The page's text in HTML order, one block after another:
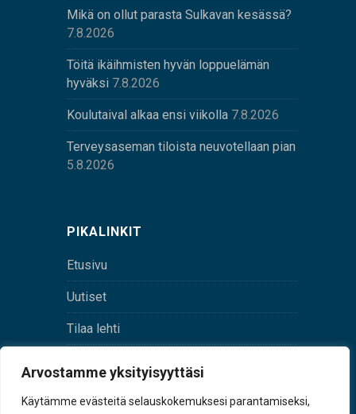
Arvostamme yksityisyyttäsi
Käytämme evästeitä selauskokemuksesi parantamiseksi,
Mikä on ollut parasta Sulkavan kesässä?
7.8.2026
Töitä ikäihmisten hyvän loppuelämän
hyväksi 7.8.2026
Koulutaival alkaa ensi viikolla 7.8.2026
Terveysaseman tiloista neuvotellaan pian
5.8.2026
PIKALINKIT
Etusivu
Uutiset
Tilaa lehti